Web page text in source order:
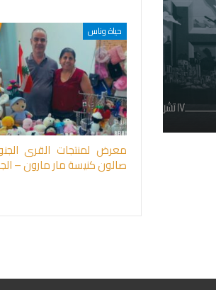
حياة وناس
معرض لمنتجات القرى
صالون كنيسة مار مارون –